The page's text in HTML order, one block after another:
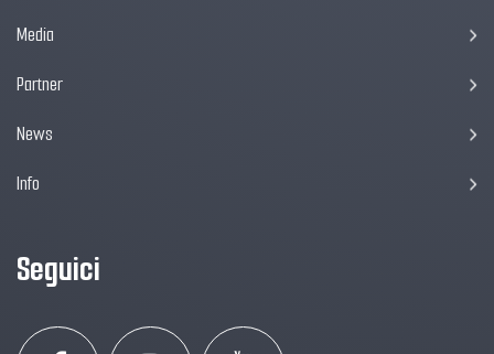
Media
Partner
News
Info
Seguici